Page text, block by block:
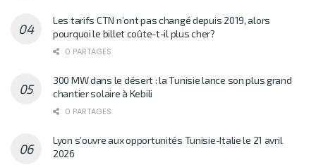
Les tarifs CTN n’ont pas changé depuis 2019, alors
pourquoi le billet coûte-t-il plus cher?
0 PARTAGES
300 MW dans le désert : la Tunisie lance son plus grand
chantier solaire à Kebili
0 PARTAGES
Lyon s’ouvre aux opportunités Tunisie-Italie le 21 avril
2026